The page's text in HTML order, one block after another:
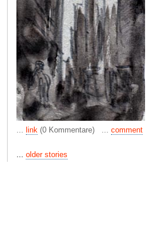
... link (0 Kommentare) ... comment
... older stories